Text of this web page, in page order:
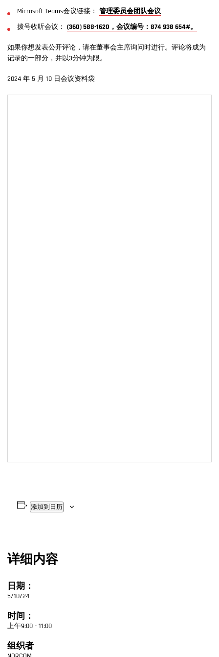
Microsoft Teams会议链接： 管理委员会团队会议
拨号收听会议： (360) 588-1620，会议编号：874 938 654#。
如果你想发表公开评论，请在董事会主席询问时进行。评论将成为
记录的一部分，并以3分钟为限。
2024 年 5 月 10 日会议资料袋
添加到日历
详细内容
日期：
5/10/24
时间：
上午9:00 - 11:00
组织者